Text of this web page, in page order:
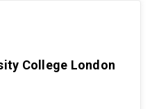
College London